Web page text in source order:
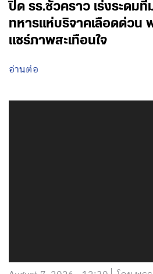
ปิด รร.ชั่วคราว เร่งระดมที
ทหารแห่บริจาคเลือดด่วน
แชร์ภาพสะเทือนใจ
อ่านต่อ